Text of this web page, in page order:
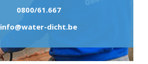
0800/61.667
info@water-dicht.be